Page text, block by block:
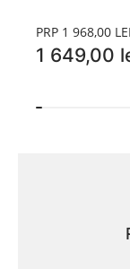
PRP 1 968,00 LEI
1 649,00